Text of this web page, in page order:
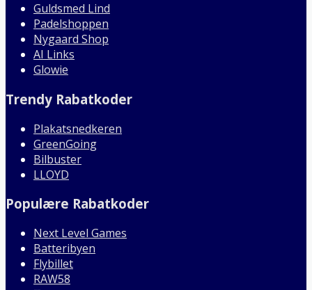
Guldsmed Lind
Padelshoppen
Nygaard Shop
AI Links
Glowie
Trendy Rabatkoder
Plakatsnedkeren
GreenGoing
Bilbuster
LLOYD
Populære Rabatkoder
Next Level Games
Batteribyen
Flybillet
RAW58